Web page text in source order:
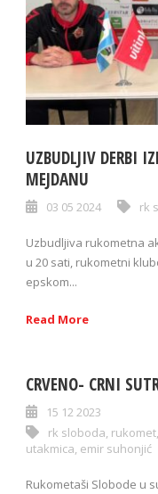
UZBUDLJIV DERBI
MEJDANU
03 05 2024 rk
Uzbudljiva rukometna
u 20 sati, rukometni
epskom...
Read More
CRVENO- CRNI
15 12 2023
rk sloboda, rukomet,
utakmica, emir suhonjić
Rukometaši Slobode u